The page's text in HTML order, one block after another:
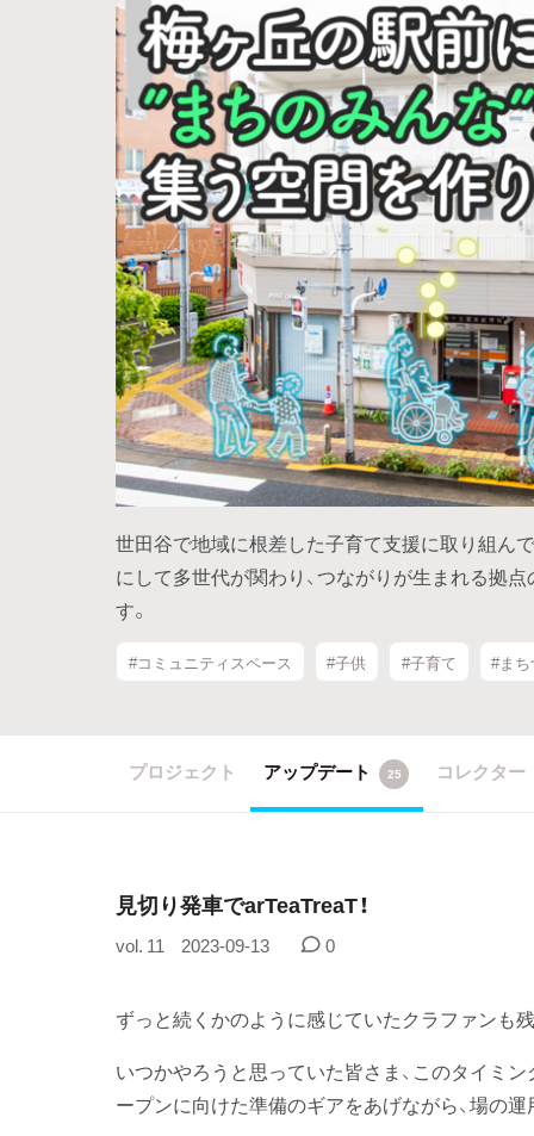
世田谷で地域に根差した子育て支援に取り組ん
にして多世代が関わり、つながりが生まれる拠
す。
#コミュニティスペース #子供 #子育て #ま
プロジェクト アップデート 25 コレクター
見切り発車でarTeaTreaT！
vol. 11 2023-09-13 0
ずっと続くかのように感じていたクラファンも
いつかやろうと思っていた皆さま、このタイミ
ープンに向けた準備のギアをあげながら、場の